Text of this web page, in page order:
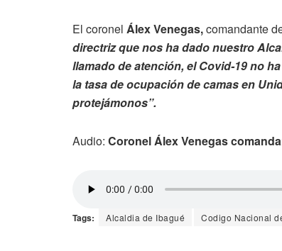
El coronel Álex Venegas,comandante
directriz que nos ha dado nuestro
llamado de atención, el Covid-19 no
la tasa de ocupación de camas en
protejámonos”.
Audio: Coronel Álex Venegas
Tags: Alcaldia de Ibagué Codigo Nacional